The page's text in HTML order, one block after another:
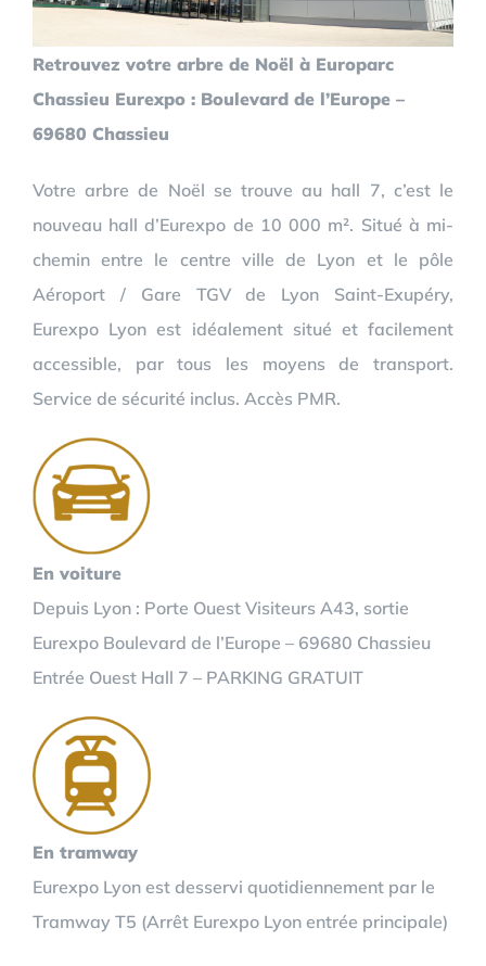
Retrouvez votre arbre de Noël à Europarc
Chassieu Eurexpo : Boulevard de l’Europe –
69680 Chassieu
Votre arbre de Noël se trouve au hall 7, c’est le
nouveau hall d’Eurexpo de 10 000 m². Situé à mi-
chemin entre le centre ville de Lyon et le pôle
Aéroport / Gare TGV de Lyon Saint-Exupéry,
Eurexpo Lyon est idéalement situé et facilement
accessible, par tous les moyens de transport.
Service de sécurité inclus. Accès PMR.
En voiture
Depuis Lyon : Porte Ouest Visiteurs A43, sortie
Eurexpo Boulevard de l’Europe – 69680 Chassieu
Entrée Ouest Hall 7 – PARKING GRATUIT
En tramway
Eurexpo Lyon est desservi quotidiennement par le
Tramway T5 (Arrêt Eurexpo Lyon entrée principale)